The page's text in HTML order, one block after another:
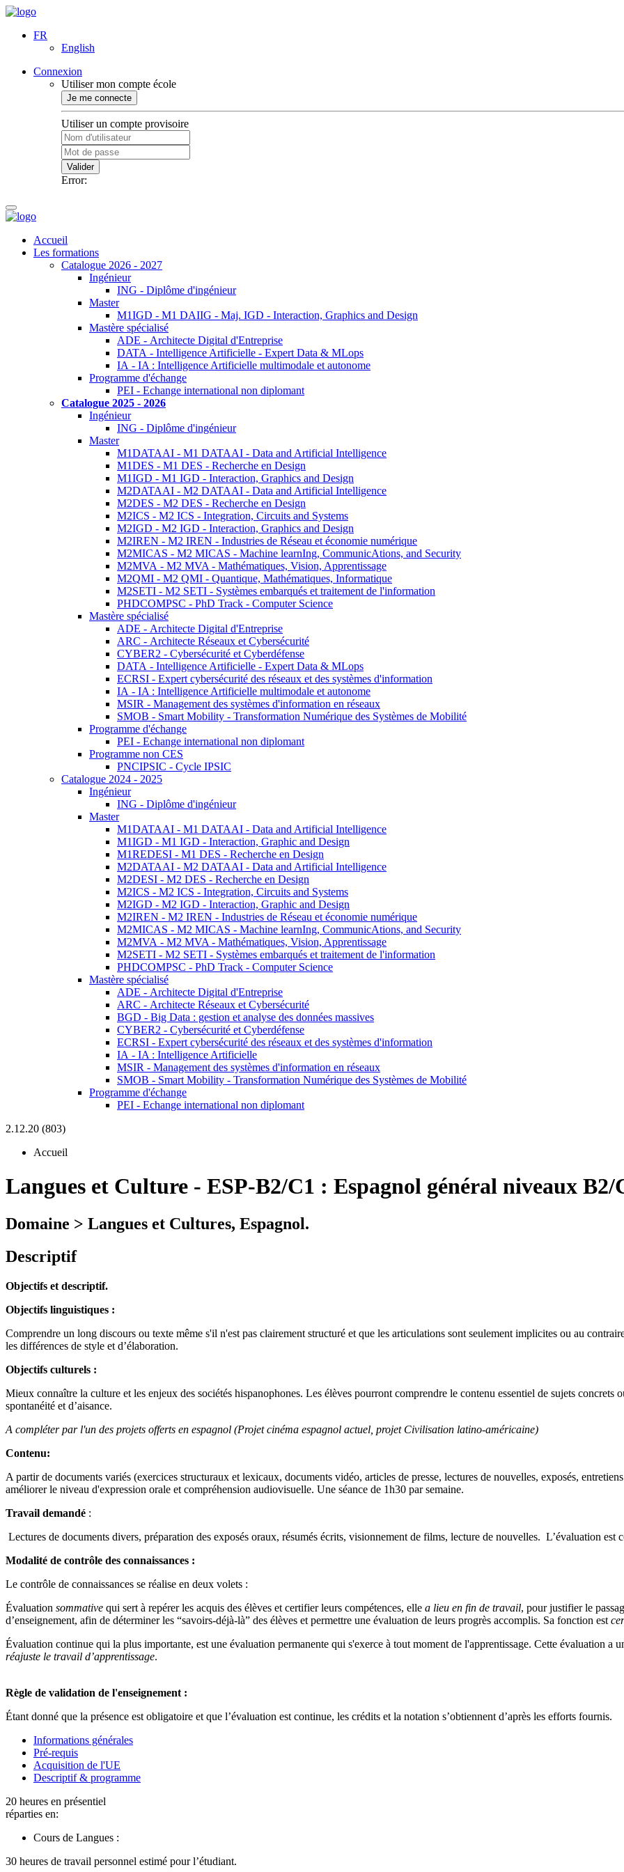
FR
English
Connexion
Utiliser mon compte école
Je me connecte
Utiliser un compte provisoire
Valider
Error:
Accueil
Les formations
Catalogue 2026 - 2027
Ingénieur
ING - Diplôme d'ingénieur
Master
M1IGD - M1 DAIIG - Maj. IGD - Interaction, Graphics and Design
Mastère spécialisé
ADE - Architecte Digital d'Entreprise
DATA - Intelligence Artificielle - Expert Data & MLops
IA - IA : Intelligence Artificielle multimodale et autonome
Programme d'échange
PEI - Echange international non diplomant
Catalogue 2025 - 2026
Ingénieur
ING - Diplôme d'ingénieur
Master
M1DATAAI - M1 DATAAI - Data and Artificial Intelligence
M1DES - M1 DES - Recherche en Design
M1IGD - M1 IGD - Interaction, Graphics and Design
M2DATAAI - M2 DATAAI - Data and Artificial Intelligence
M2DES - M2 DES - Recherche en Design
M2ICS - M2 ICS - Integration, Circuits and Systems
M2IGD - M2 IGD - Interaction, Graphics and Design
M2IREN - M2 IREN - Industries de Réseau et économie numérique
M2MICAS - M2 MICAS - Machine learnIng, CommunicAtions, and Security
M2MVA - M2 MVA - Mathématiques, Vision, Apprentissage
M2QMI - M2 QMI - Quantique, Mathématiques, Informatique
M2SETI - M2 SETI - Systèmes embarqués et traitement de l'information
PHDCOMPSC - PhD Track - Computer Science
Mastère spécialisé
ADE - Architecte Digital d'Entreprise
ARC - Architecte Réseaux et Cybersécurité
CYBER2 - Cybersécurité et Cyberdéfense
DATA - Intelligence Artificielle - Expert Data & MLops
ECRSI - Expert cybersécurité des réseaux et des systèmes d'information
IA - IA : Intelligence Artificielle multimodale et autonome
MSIR - Management des systèmes d'information en réseaux
SMOB - Smart Mobility - Transformation Numérique des Systèmes de Mobilité
Programme d'échange
PEI - Echange international non diplomant
Programme non CES
PNCIPSIC - Cycle IPSIC
Catalogue 2024 - 2025
Ingénieur
ING - Diplôme d'ingénieur
Master
M1DATAAI - M1 DATAAI - Data and Artificial Intelligence
M1IGD - M1 IGD - Interaction, Graphic and Design
M1REDESI - M1 DES - Recherche en Design
M2DATAAI - M2 DATAAI - Data and Artificial Intelligence
M2DESI - M2 DES - Recherche en Design
M2ICS - M2 ICS - Integration, Circuits and Systems
M2IGD - M2 IGD - Interaction, Graphic and Design
M2IREN - M2 IREN - Industries de Réseau et économie numérique
M2MICAS - M2 MICAS - Machine learnIng, CommunicAtions, and Security
M2MVA - M2 MVA - Mathématiques, Vision, Apprentissage
M2SETI - M2 SETI - Systèmes embarqués et traitement de l'information
PHDCOMPSC - PhD Track - Computer Science
Mastère spécialisé
ADE - Architecte Digital d'Entreprise
ARC - Architecte Réseaux et Cybersécurité
BGD - Big Data : gestion et analyse des données massives
CYBER2 - Cybersécurité et Cyberdéfense
ECRSI - Expert cybersécurité des réseaux et des systèmes d'information
IA - IA : Intelligence Artificielle
MSIR - Management des systèmes d'information en réseaux
SMOB - Smart Mobility - Transformation Numérique des Systèmes de Mobilité
Programme d'échange
PEI - Echange international non diplomant
2.12.20 (803)
Accueil
Langues et Culture - ESP-B2/C1 : Espagnol général niveaux B2/
Domaine > Langues et Cultures, Espagnol.
Descriptif
Objectifs et descriptif.
Objectifs linguistiques :
Comprendre un long discours ou texte même s'il n'est pas clairement structuré et que les articulations sont seulement implicites ou au
les différences de style et d’élaboration.
Objectifs culturels :
Mieux connaître la culture et les enjeux des sociétés hispanophones. Les élèves pourront comprendre le contenu essentiel de sujets concrets
spontanéité et d’aisance.
A compléter par l'un des projets offerts en espagnol (Projet cinéma espagnol actuel, projet Civilisation latino-américaine)
Contenu:
A partir de documents variés (exercices structuraux et lexicaux, documents vidéo, articles de presse, lectures de nouvelles, exposés,
améliorer le niveau d'expression orale et compréhension audiovisuelle. Une séance de 1h30 par semaine.
Travail demandé :
Lectures de documents divers, préparation des exposés oraux, résumés écrits, visionnement de films, lecture de nouvelles. L’évaluation est
Modalité de contrôle des connaissances :
Le contrôle de connaissances se réalise en deux volets :
Évaluation sommative qui sert à repérer les acquis des élèves et certifier leurs compétences, elle a lieu en fin de travail, pour justifier le
d’enseignement, afin de déterminer les “savoirs-déjà-là” des élèves et permettre une évaluation de leurs progrès accomplis. Sa fonction est
Évaluation continue qui la plus importante, est une évaluation permanente qui s'exerce à tout moment de l'apprentissage. Cette évaluation a
réajuste le travail d’apprentissage.
Règle de validation de l'enseignement :
Étant donné que la présence est obligatoire et que l’évaluation est continue, les crédits et la notation s’obtiennent d’après les efforts fournis.
Informations générales
Pré-requis
Acquisition de l'UE
Descriptif & programme
20 heures en présentiel
réparties en:
Cours de Langues :
30 heures de travail personnel estimé pour l’étudiant.